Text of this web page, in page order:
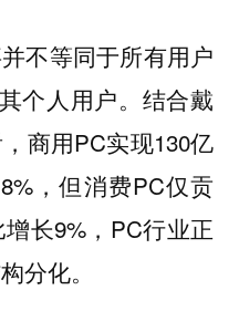
不等同于所有用户
个人用户。结合戴
商用PC实现130亿
，但消费PC仅贡
长9%，PC行业正
分化。